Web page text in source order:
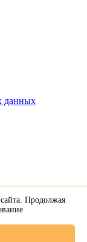
данных
Продолжая